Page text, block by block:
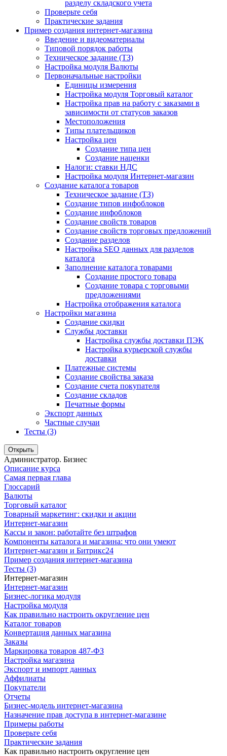
разделу складского учета
Проверьте себя
Практические задания
Пример создания интернет-магазина
Введение и видеоматериалы
Типовой порядок работы
Техническое задание (ТЗ)
Настройка модуля Валюты
Первоначальные настройки
Единицы измерения
Настройка модуля Торговый каталог
Настройка прав на работу с заказами в
зависимости от статусов заказов
Местоположения
Типы плательщиков
Настройка цен
Создание типа цен
Создание наценки
Налоги: ставки НДС
Настройка модуля Интернет-магазин
Создание каталога товаров
Техническое задание (ТЗ)
Создание типов инфоблоков
Создание инфоблоков
Создание свойств товаров
Создание свойств торговых предложений
Создание разделов
Настройка SEO данных для разделов
каталога
Заполнение каталога товарами
Создание простого товара
Создание товара с торговыми
предложениями
Настройка отображения каталога
Настройки магазина
Создание скидки
Службы доставки
Настройка службы доставки ПЭК
Настройка курьерской службы
доставки
Платежные системы
Создание свойства заказа
Создание счета покупателя
Создание складов
Печатные формы
Экспорт данных
Частные случаи
Тесты (3)
Открыть
Администратор. Бизнес
Описание курса
Самая первая глава
Глоссарий
Валюты
Торговый каталог
Товарный маркетинг: скидки и акции
Интернет-магазин
Кассы и закон: работайте без штрафов
Компоненты каталога и магазина: что они умеют
Интернет-магазин и Битрикс24
Пример создания интернет-магазина
Тесты (3)
Интернет-магазин
Интернет-магазин
Бизнес-логика модуля
Настройка модуля
Как правильно настроить округление цен
Каталог товаров
Конвертация данных магазина
Заказы
Маркировка товаров 487-ФЗ
Настройка магазина
Экспорт и импорт данных
Аффилиаты
Покупатели
Отчеты
Бизнес-модель интернет-магазина
Назначение прав доступа в интернет-магазине
Примеры работы
Проверьте себя
Практические задания
Как правильно настроить округление цен